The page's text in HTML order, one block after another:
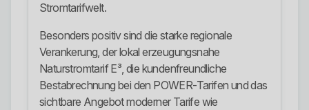
Stromtarifwelt.
Besonders positiv sind die starke regionale
Verankerung, der lokal erzeugungsnahe
Naturstromtarif E³, die kundenfreundliche
Bestabrechnung bei den POWER-Tarifen und das
sichtbare Angebot moderner Tarife wie